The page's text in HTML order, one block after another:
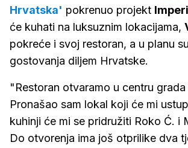
Hrvatska' pokrenuo projekt
će kuhati na luksuznim lokacijama,
pokreće i svoj restoran, a u planu
gostovanja diljem Hrvatske.
"Restoran otvaramo u centru grada
Pronašao sam lokal koji će mi
kuhinji će mi se pridružiti Roko Ć. i
Do otvorenja ima još otprilike dva